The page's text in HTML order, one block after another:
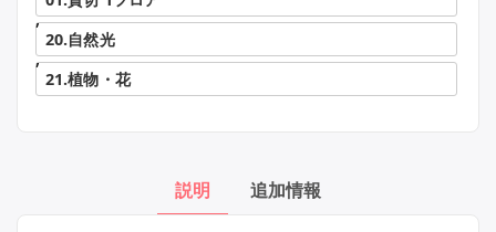
,
20.自然光
,
21.植物・花
説明 追加情報